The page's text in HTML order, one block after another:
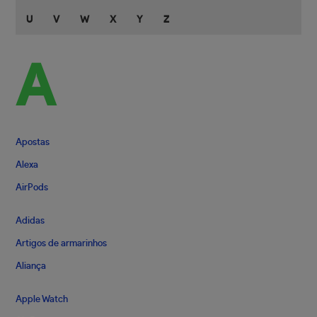
U V W X Y Z
A
Apostas
Alexa
AirPods
Adidas
Artigos de armarinhos
Aliança
Apple Watch